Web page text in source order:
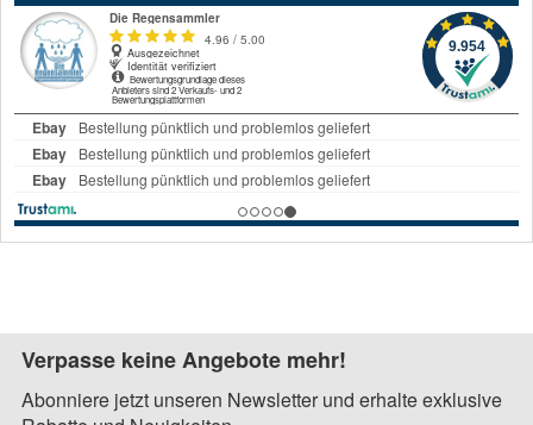
Verpasse keine Angebote mehr!
Abonniere jetzt unseren Newsletter und erhalte exklusive